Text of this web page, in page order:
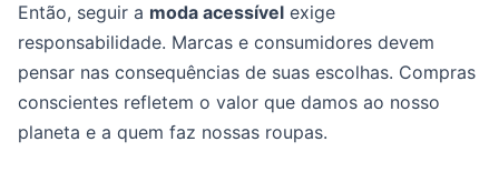
Então, seguir a moda acessível exige
responsabilidade. Marcas e consumidores devem
pensar nas consequências de suas escolhas. Compras
conscientes refletem o valor que damos ao nosso
planeta e a quem faz nossas roupas.